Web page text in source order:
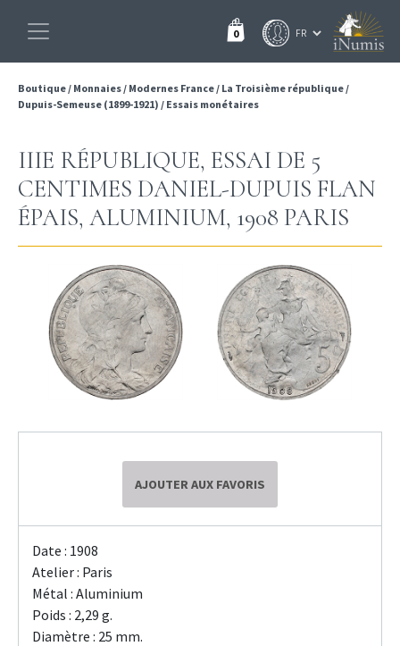
0
Boutique/ Monnaies/ Modernes France/ La Troisième république/
Dupuis-Semeuse (1899-1921) / Essais monétaires
IIIE RÉPUBLIQUE, ESSAI DE 5
CENTIMES DANIEL-DUPUIS FLAN
ÉPAIS, ALUMINIUM, 1908 PARIS
AJOUTER AUX FAVORIS
Date : 1908
Atelier : Paris
Métal : Aluminium
Poids : 2,29 g.
Diamètre : 25 mm.